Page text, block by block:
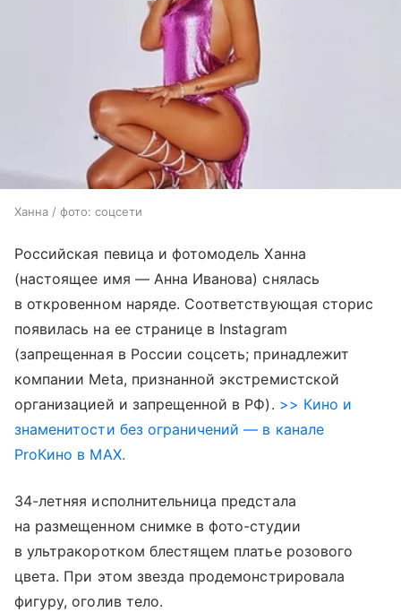
Ханна / фото: соцсети
Российская певица и фотомодель Ханна
(настоящее имя — Анна Иванова) снялась
в откровенном наряде. Соответствующая сторис
появилась на ее странице в Instagram
(запрещенная в России соцсеть; принадлежит
компании Meta, признанной экстремистской
организацией и запрещенной в РФ). >> Кино и
знаменитости без ограничений — в канале
ProКино в MAX.
34-летняя исполнительница предстала
на размещенном снимке в фото-студии
в ультракоротком блестящем платье розового
цвета. При этом звезда продемонстрировала
фигуру, оголив тело.